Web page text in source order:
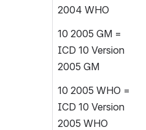
2004 WHO
10 2005 GM =
ICD 10 Version
2005 GM
10 2005 WHO =
ICD 10 Version
2005 WHO